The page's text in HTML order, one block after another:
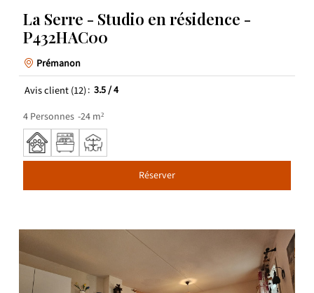
La Serre - Studio en résidence -
P432HAC00
Prémanon
Avis client(12) 3.5/ 4
4 Personnes 24 m²
Réserver